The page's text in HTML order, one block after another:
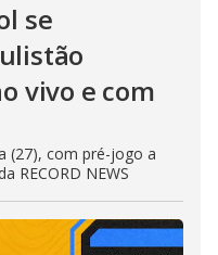
se
vivo e com
(27), com pré-jogo a
RECORD NEWS